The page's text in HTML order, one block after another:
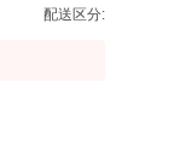
配送区分: